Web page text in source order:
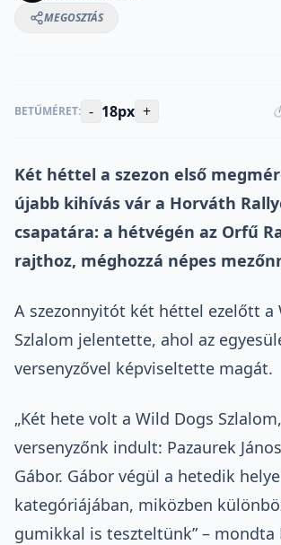
MEGOSZTÁS
BETŰMÉRET: - 18px +
Két héttel a szezon első
újabb kihívás vár a Horváth
csapatára: a hétvégén az Orfű
rajthoz, méghozzá népes
A szezonnyitót két héttel ezelőtt a
Szlalom jelentette, ahol az
versenyzővel képviseltette magát.
„Két hete volt a Wild Dogs
versenyzőnk indult: Pazaurek
Gábor. Gábor végül a hetedik
kategóriájában, miközben
gumikkal is teszteltünk” – mondta